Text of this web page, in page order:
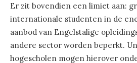
Er zit bovendien een limiet aan:
internationale studenten in de
aanbod van Engelstalige
andere sector worden beperkt.
hogescholen mogen hierover